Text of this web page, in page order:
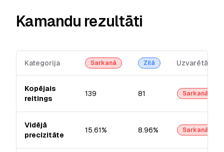
Kamandu rezultāti
Kategorija Sarkanā Zilā Uzvarētājs
Kopējais
reitings
139 81 Sarkanā
Vidējā
precizitāte
15.61% 8.96% Sarkanā